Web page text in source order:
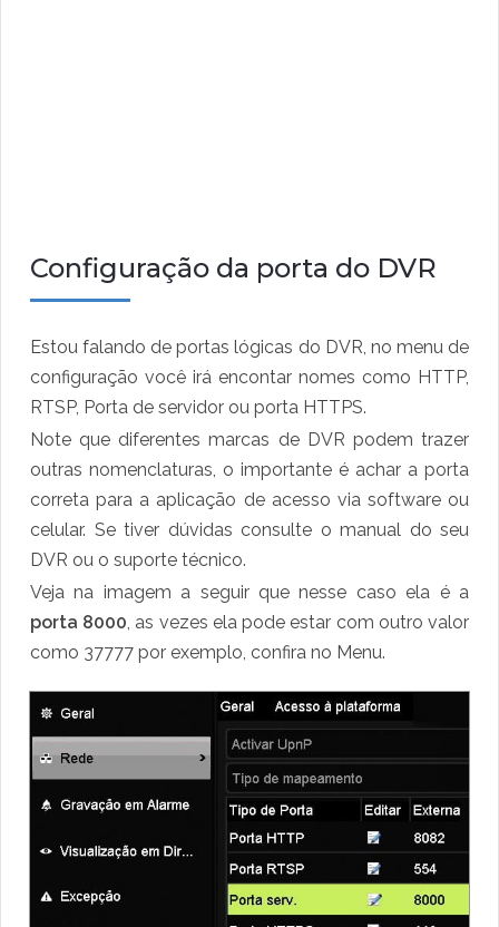
Configuração da porta do DVR
Estou falando de portas lógicas do DVR, no menu de
configuração você irá encontar nomes como HTTP,
RTSP, Porta de servidor ou porta HTTPS.
Note que diferentes marcas de DVR podem trazer
outras nomenclaturas, o importante é achar a porta
correta para a aplicação de acesso via software ou
celular. Se tiver dúvidas consulte o manual do seu
DVR ou o suporte técnico.
Veja na imagem a seguir que nesse caso ela é a
porta 8000, as vezes ela pode estar com outro valor
como 37777 por exemplo, confira no Menu.